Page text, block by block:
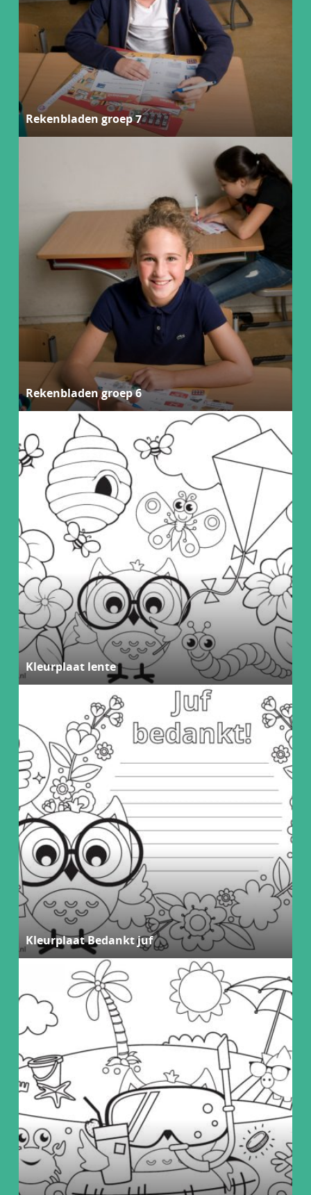
Rekenbladen groep 7
Rekenbladen groep 6
Kleurplaat lente
Kleurplaat Bedankt juf